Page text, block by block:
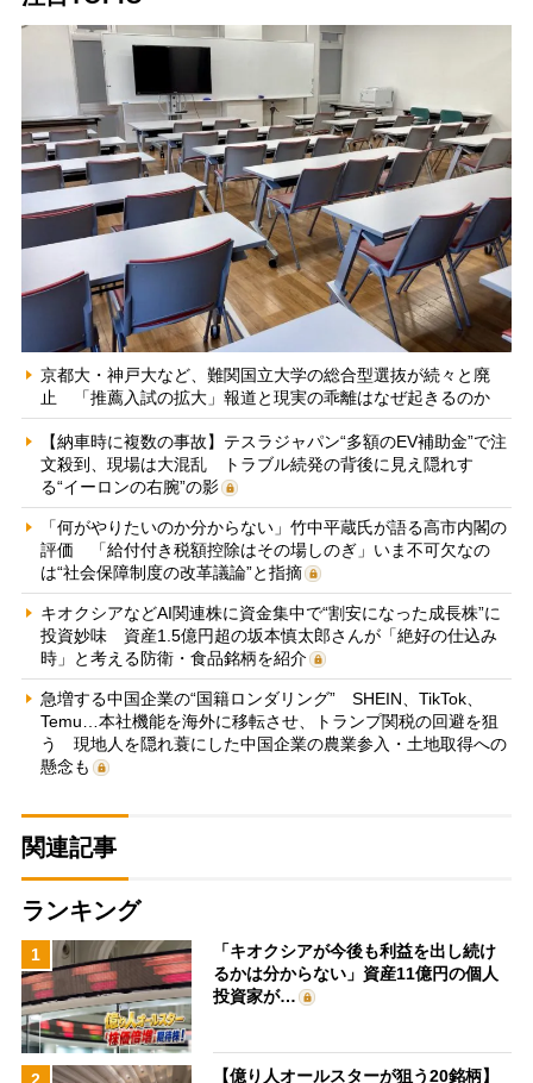
京都大・神戸大など、難関国立大学の総合型選抜が続々と廃
止 「推薦入試の拡大」報道と現実の乖離はなぜ起きるのか
【納車時に複数の事故】テスラジャパン“多額のEV補助金”で注
文殺到、現場は大混乱 トラブル続発の背後に見え隠れす
る“イーロンの右腕”の影
「何がやりたいのか分からない」竹中平蔵氏が語る高市内閣の
評価 「給付付き税額控除はその場しのぎ」いま不可欠なの
は“社会保障制度の改革議論”と指摘
キオクシアなどAI関連株に資金集中で“割安になった成長株”に
投資妙味 資産1.5億円超の坂本慎太郎さんが「絶好の仕込み
時」と考える防衛・食品銘柄を紹介
急増する中国企業の“国籍ロンダリング” SHEIN、TikTok、
Temu…本社機能を海外に移転させ、トランプ関税の回避を狙
う 現地人を隠れ蓑にした中国企業の農業参入・土地取得への
懸念も
関連記事
ランキング
1
「キオクシアが今後も利益を出し続け
るかは分からない」資産11億円の個人
投資家が…
【億り人オールスターが狙う20銘柄】